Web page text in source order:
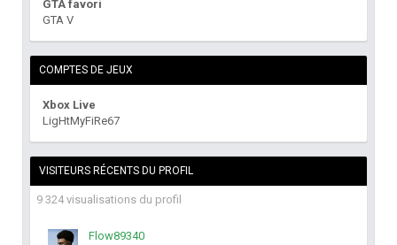
GTA favori
GTA V
COMPTES DE JEUX
Xbox Live
LigHtMyFiRe67
VISITEURS RÉCENTS DU PROFIL
9 324 visualisations du profil
Flow89340